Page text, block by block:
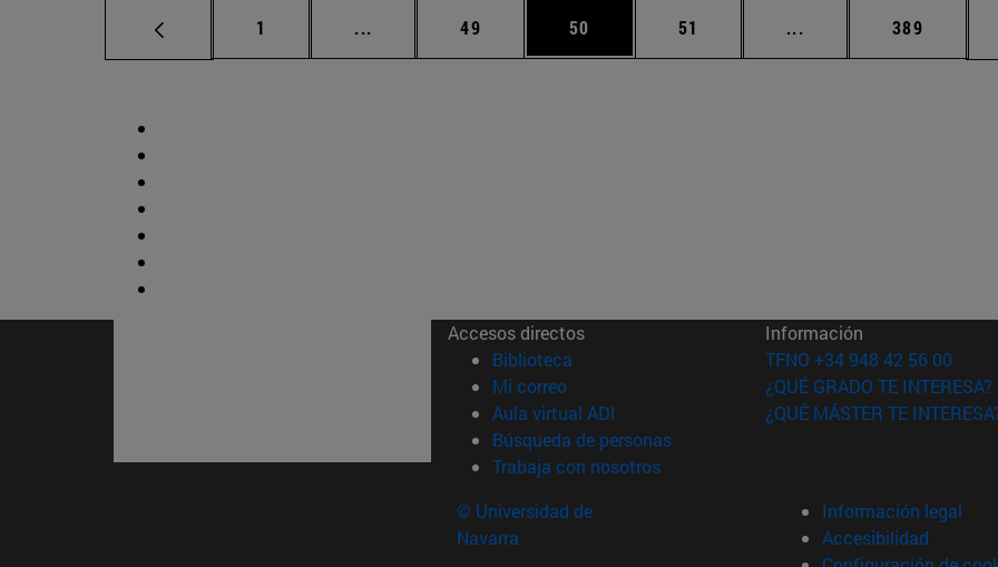
Página
1 ... Páginas intermedias Use TAB para desplazarse.
Página
49 Página
50 Página
51 ... Páginas intermedias
Página
389
Accesos directos
Biblioteca (abre en nueva ventana)
Mi correo(abre en nueva ventana)
Aula virtual ADI (abre en nueva ventana)
Búsqueda de personas(abre en nueva ventana)
Trabaja con nosotros(abre en nueva ventana)
Información
TFNO +34 948 42 56 00
¿QUÉ GRADO TE INTERESA?
¿QUÉ MÁSTER TE
© Universidad de
Navarra
Información legal
Accesibilidad